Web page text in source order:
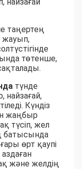
таңертең
жауып,
төтенше,
түнде
найзағай,
Күндіз
жаңбыр
түсіп, жел
батысында
өрт қаупі
және желдің